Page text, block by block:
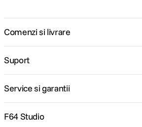
Comenzi si livrare
Suport
Service si garantii
F64 Studio